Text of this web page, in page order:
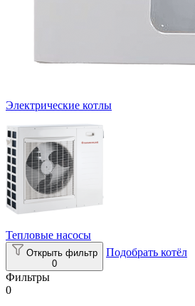
Электрические котлы
Тепловые насосы
Открыть фильтр
0
Подобрать котёл
Фильтры
0